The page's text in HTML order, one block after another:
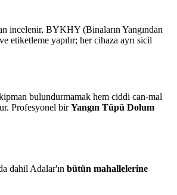
incelenir, BYKHY (Binaların Yangından
etiketleme yapılır; her cihaza ayrı sicil
bulundurmamak hem ciddi can-mal
Profesyonel birYangın Tüpü Dolum
dahil Adalar'ın bütün mahallelerine